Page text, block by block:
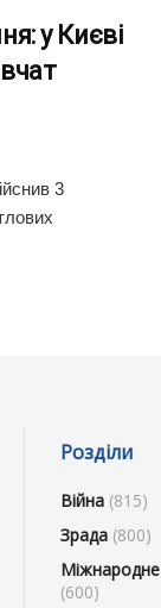
у Києві
3
Розділи
Війна (815)
Зрада (800)
Міжнародне
(600)